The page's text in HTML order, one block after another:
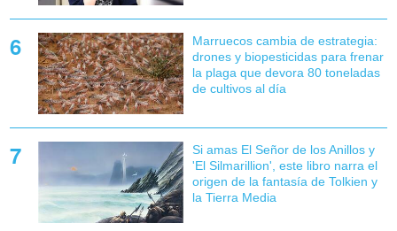
Marruecos cambia de estrategia:
drones y biopesticidas para frenar
la plaga que devora 80 toneladas
de cultivos al día
Si amas El Señor de los Anillos y
'El Silmarillion', este libro narra el
origen de la fantasía de Tolkien y
la Tierra Media